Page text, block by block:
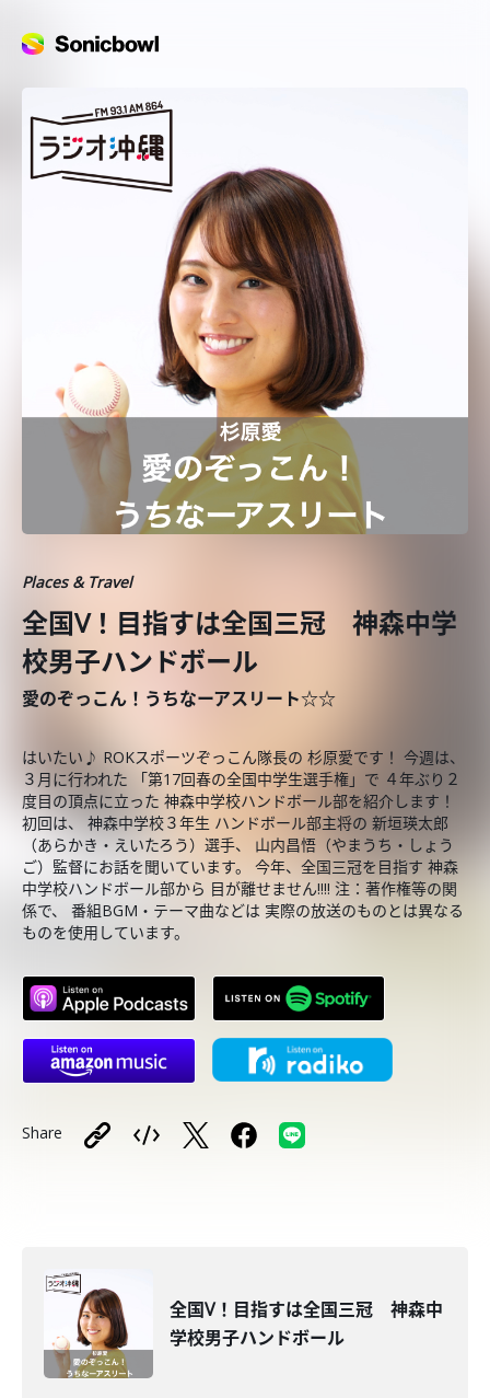
Places & Travel
全国V！目指すは全国三冠 神森中学
校男子ハンドボール
愛のぞっこん！うちなーアスリート☆☆
はいたい♪ ROKスポーツぞっこん隊長の 杉原愛です！ 今週は、
３月に行われた 「第17回春の全国中学生選手権」で ４年ぶり２
度目の頂点に立った 神森中学校ハンドボール部を紹介します！
初回は、 神森中学校３年生 ハンドボール部主将の 新垣瑛太郎
（あらかき・えいたろう）選手、 山内昌悟（やまうち・しょう
ご）監督にお話を聞いています。 今年、全国三冠を目指す 神森
中学校ハンドボール部から 目が離せません!!!! 注：著作権等の関
係で、 番組BGM・テーマ曲などは 実際の放送のものとは異なる
ものを使用しています。
Share
全国V！目指すは全国三冠 神森中
学校男子ハンドボール